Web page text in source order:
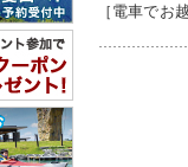
［電車で